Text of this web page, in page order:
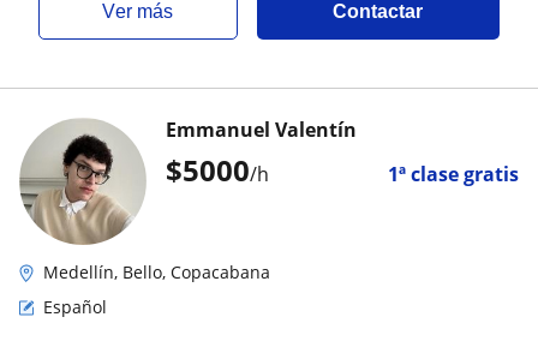
ver más Contactar
$5000/h 1ª clase gratis
Emmanuel Valentín
Medellín, Bello, Copacabana
Español